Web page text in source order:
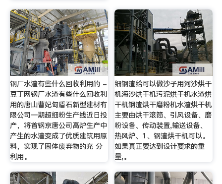
钢厂水渣有些什么回收利用的 -
豆丁网钢厂水渣有些什么回收利
用的唐山曹妃甸盾石新型建材有
限公司一期超细粉生产线近日投
产，将首钢京唐公司高炉生产中
产生的水渣变成了优质建筑用原
料，实现了固体废弃物的充 分
利用。
细钢渣给可以做沙子用河沙烘干
机海沙烘干机污泥烘干机水渣烘
干机钢渣烘干磨粉机水渣烘干机
主要由烘干滚筒、引风设备、磨
粉设备、传动装置,输送设备、
热风炉、1、钢渣烘干机可以。
如果真正要达到设计要求的重
量,。